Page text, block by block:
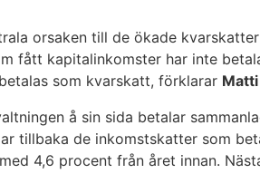
orsaken till de ökade
fått kapitalinkomster har inte
som kvarskatt, förklarar
å sin sida betalar
tillbaka de inkomstskatter som
4,6 procent från året innan.